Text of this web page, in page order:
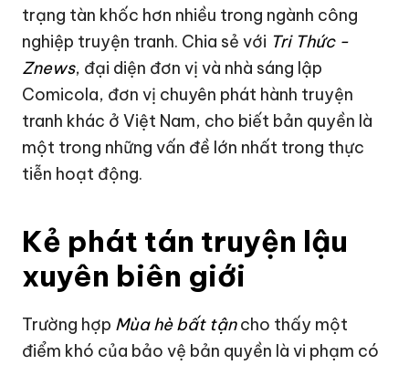
trạng tàn khốc hơn nhiều trong ngành công
nghiệp truyện tranh. Chia sẻ với Tri Thức -
Znews, đại diện đơn vị và nhà sáng lập
Comicola, đơn vị chuyên phát hành truyện
tranh khác ở Việt Nam, cho biết bản quyền là
một trong những vấn đề lớn nhất trong thực
tiễn hoạt động.
Kẻ phát tán truyện lậu
xuyên biên giới
Trường hợp Mùa hè bất tậncho thấy một
điểm khó của bảo vệ bản quyền là vi phạm có